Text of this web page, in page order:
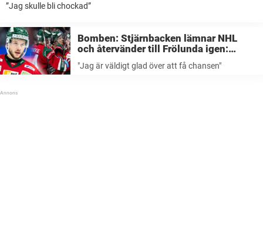
”Jag skulle bli chockad”
Bomben: Stjärnbacken lämnar NHL
och återvänder till Frölunda igen:
"Jag är väldigt glad över att få chansen"